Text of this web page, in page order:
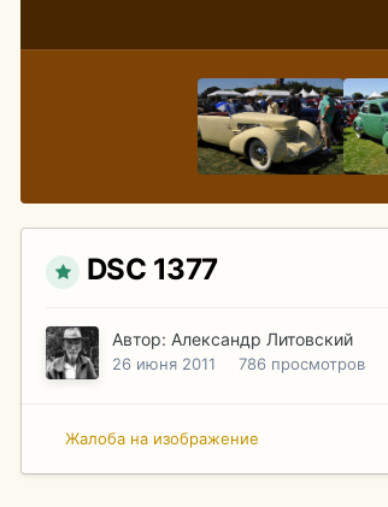
DSC 1377
Автор: Александр Литовский
26 июня 2011 786 просмотров
Жалоба на изображение